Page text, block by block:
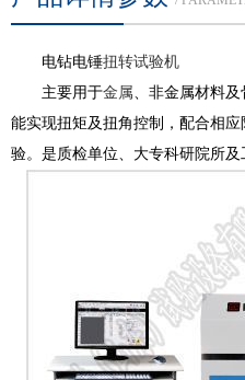
电钻电锤扭转试验机
主要用于金属 、非金属材料
能实现扭矩及扭角控制，配合相
验。是质检单位、大专科研院所及